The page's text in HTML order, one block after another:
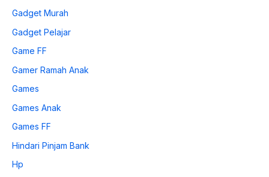
Gadget Murah
Gadget Pelajar
Game FF
Gamer Ramah Anak
Games
Games Anak
Games FF
Hindari Pinjam Bank
Hp